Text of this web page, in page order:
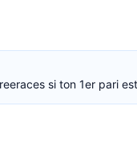
si ton 1er pari